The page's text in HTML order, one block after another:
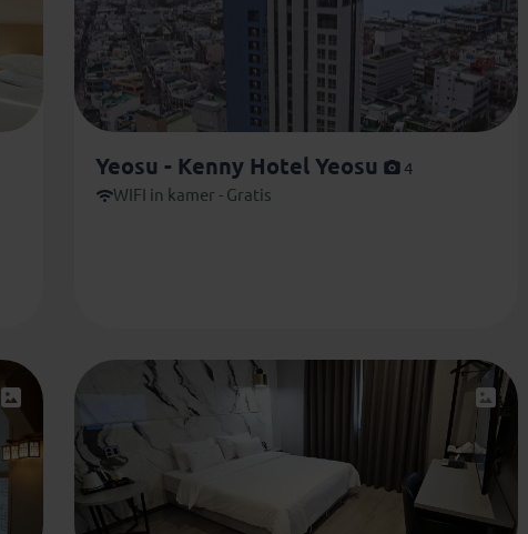
Yeosu - Kenny Hotel Yeosu
4
WIFI in kamer - Gratis